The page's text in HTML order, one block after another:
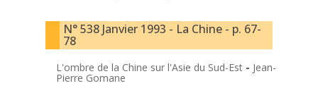
N° 538 Janvier 1993 - La Chine - p. 67-
78
L'ombre de la Chine sur l'Asie du Sud-Est - Jean-
Pierre Gomane